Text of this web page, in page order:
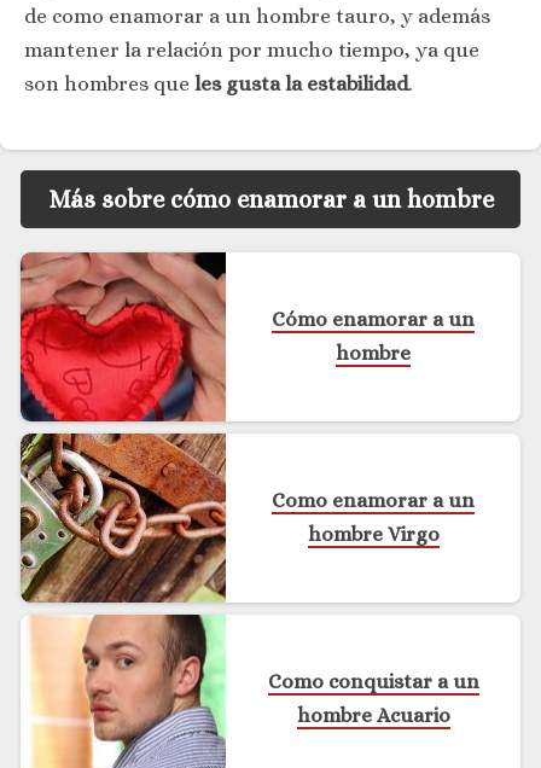
de como enamorar a un hombre tauro, y además
mantener la relación por mucho tiempo, ya que
son hombres que les gusta la estabilidad.
Más sobre cómo enamorar a un hombre
Cómo enamorar a un
hombre
Como enamorar a un
hombre Virgo
Como conquistar a un
hombre Acuario